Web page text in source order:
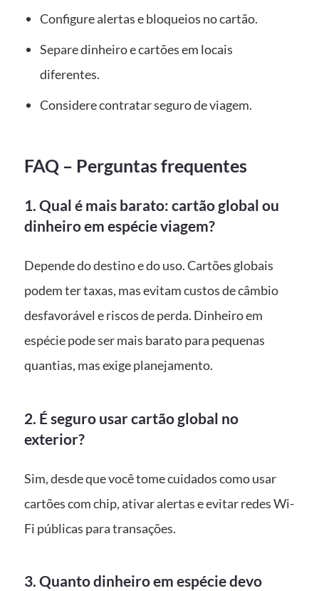
Configure alertas e bloqueios no cartão.
Separe dinheiro e cartões em locais
diferentes.
Considere contratar seguro de viagem.
FAQ – Perguntas frequentes
1. Qual é mais barato: cartão global ou
dinheiro em espécie viagem?
Depende do destino e do uso. Cartões globais
podem ter taxas, mas evitam custos de câmbio
desfavorável e riscos de perda. Dinheiro em
espécie pode ser mais barato para pequenas
quantias, mas exige planejamento.
2. É seguro usar cartão global no
exterior?
Sim, desde que você tome cuidados como usar
cartões com chip, ativar alertas e evitar redes Wi-
Fi públicas para transações.
3. Quanto dinheiro em espécie devo